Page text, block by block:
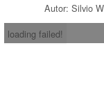
Autor: Silvio
loading failed!